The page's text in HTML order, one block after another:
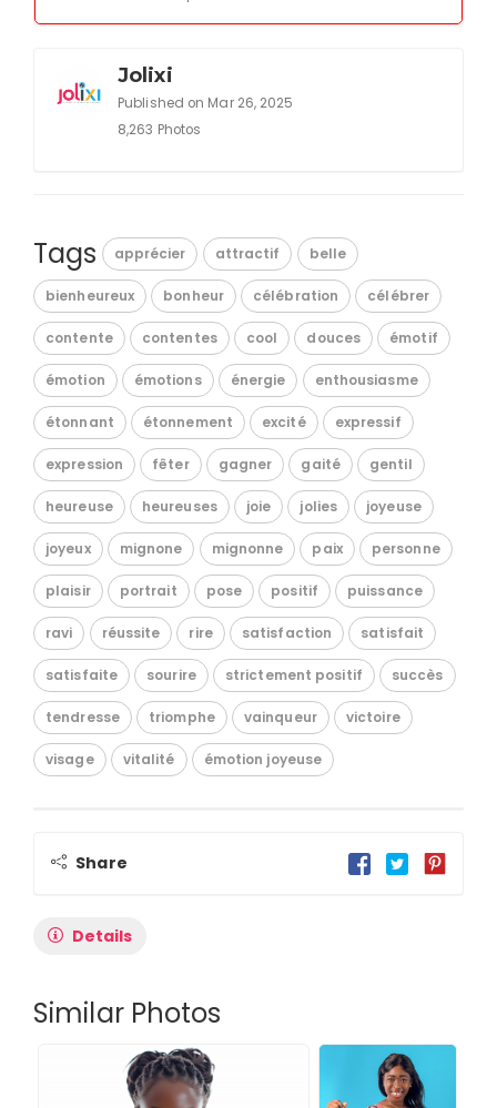
Jolixi
Published on Mar 26, 2025
8,263 Photos
Tags apprécier attractif belle
bienheureux bonheur célébration célébrer
contente contentes cool douces émotif
émotion émotions énergie enthousiasme
étonnant étonnement excité expressif
expression fêter gagner gaité gentil
heureuse heureuses joie jolies joyeuse
joyeux mignone mignonne paix personne
plaisir portrait pose positif puissance
ravi réussite rire satisfaction satisfait
satisfaite sourire strictement positif succès
tendresse triomphe vainqueur victoire
visage vitalité émotion joyeuse
Share
Details
Similar Photos